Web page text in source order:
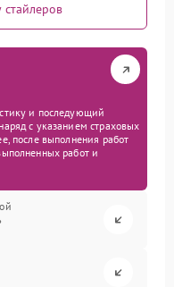
и последующий
с указанием страховых
после выполнения работ
работ и